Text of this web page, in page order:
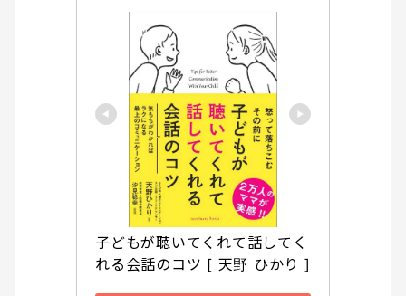
子どもが聴いてくれて話してく
れる会話のコツ [ 天野 ひかり ]